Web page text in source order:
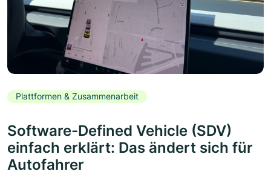
Plattformen & Zusammenarbeit
Software-Defined Vehicle (SDV)
einfach erklärt: Das ändert sich für
Autofahrer